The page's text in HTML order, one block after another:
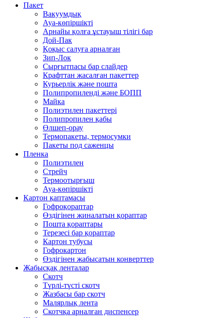
Пакет
Вакуумдық
Ауа-көпіршікті
Арнайы қолға ұстауыш тілігі бар
Дой-Пак
Қоқыс салуға арналған
Зип-Лок
Сырғытпасы бар слайдер
Крафттан жасалған пакеттер
Курьерлік және пошта
Полипропиленді және БОПП
Майка
Полиэтилен пакеттері
Полипропилен қабы
Өлшеп-орау
Термопакеты, термосумки
Пакеты под саженцы
Пленка
Полиэтилен
Стрейч
Термоотырғыш
Ауа-көпіршікті
Картон қаптамасы
Гофроқораптар
Өздігінен жиналатын қораптар
Пошта қораптары
Терезесі бар қораптар
Картон тубусы
Гофрокартон
Өздігінен жабысатын конверттер
Жабысқақ ленталар
Скотч
Түрлі-түсті скотч
Жазбасы бар скотч
Малярлық лента
Скотчқа арналған диспенсер